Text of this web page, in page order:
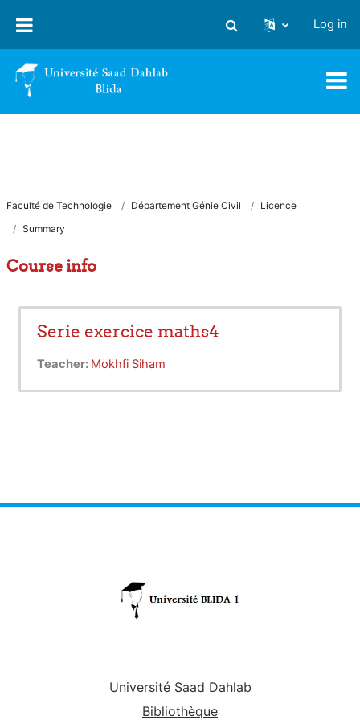
Toggle search input
Log in
Faculté de Technologie Département Génie Civil
Licence
Summary
Course info
Serie exercice maths4
Teacher: Mokhfi Siham
Université Saad Dahlab
Bibliothèque